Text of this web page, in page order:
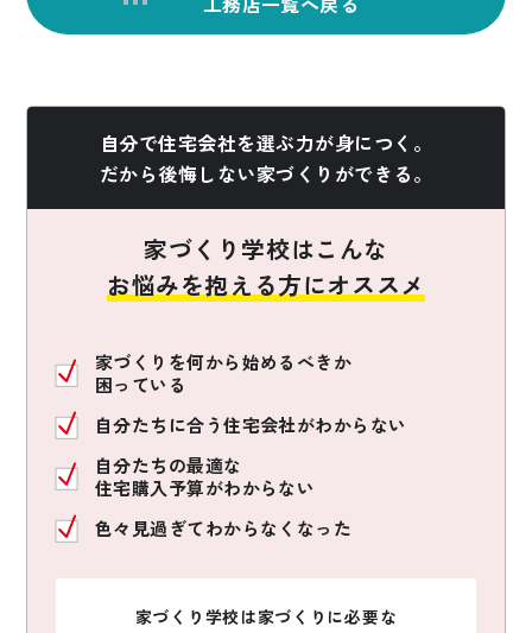
自分で住宅会社を選ぶ力が身につく。
だから後悔しない家づくりができる。
家づくり学校はこんな
お悩みを抱える方にオススメ
家づくりを何から始めるべきか
困っている
自分たちに合う住宅会社がわからない
自分たちの最適な
住宅購入予算がわからない
色々見過ぎてわからなくなった
家づくり学校は家づくりに必要な